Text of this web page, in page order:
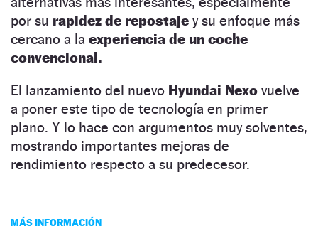
por su rapidez de repostaje y su enfoque más
cercano a la experiencia de un coche
convencional.
El lanzamiento del nuevo Hyundai Nexo vuelve
a poner este tipo de tecnología en primer
plano. Y lo hace con argumentos muy solventes,
mostrando importantes mejoras de
rendimiento respecto a su predecesor.
MÁS INFORMACIÓN